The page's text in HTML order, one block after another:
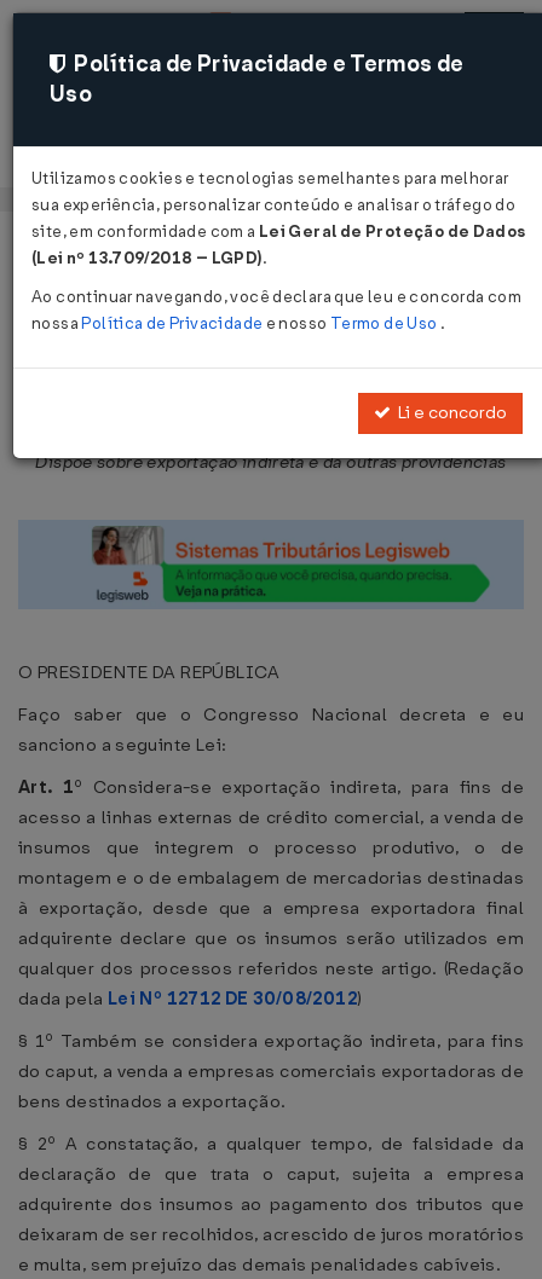
Acessar
Página Inicial Legislações
Lei Nº 9529 DE 10/12/1997
Publicado no DOU em 11 dez 1997
Dispõe sobre exportação indireta e dá outras providências
O PRESIDENTE DA REPÚBLICA
Faço saber que o Congresso Nacional decreta e eu
sanciono a seguinte Lei:
Art. 1º Considera-se exportação indireta, para fins de
acesso a linhas externas de crédito comercial, a venda de
insumos que integrem o processo produtivo, o de
montagem e o de embalagem de mercadorias destinadas
à exportação, desde que a empresa exportadora final
adquirente declare que os insumos serão utilizados em
qualquer dos processos referidos neste artigo. (Redação
dada pela Lei Nº 12712 DE 30/08/2012)
§ 1º Também se considera exportação indireta, para fins
do caput, a venda a empresas comerciais exportadoras de
bens destinados a exportação.
§ 2º A constatação, a qualquer tempo, de falsidade da
declaração de que trata o caput, sujeita a empresa
adquirente dos insumos ao pagamento dos tributos que
deixaram de ser recolhidos, acrescido de juros moratórios
e multa, sem prejuízo das demais penalidades cabíveis.
Política de Privacidade e Termos de
Uso
Utilizamos cookies e tecnologias semelhantes para melhorar
sua experiência, personalizar conteúdo e analisar o tráfego do
site, em conformidade com a Lei Geral de Proteção de Dados
(Lei nº 13.709/2018 – LGPD).
Ao continuar navegando, você declara que leu e concorda com
nossaPolítica de Privacidade e nosso Termo de Uso .
Li e concordo